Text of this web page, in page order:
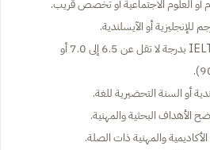
أو العلوم الاجتماعية أو تخصص قريب.
أو الآيسلندية.
شهادة اللغة الإنجليزية (IELTS بدرجة لا تقل عن 6.5 إلى 7.0 أو
أو السنة التحضيرية للغة.
الأهداف البحثية والمهنية.
والمهنية ذات الصلة.